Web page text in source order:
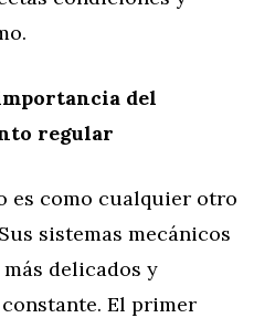
del
regular
es como cualquier otro
sistemas mecánicos
delicados y
El primer